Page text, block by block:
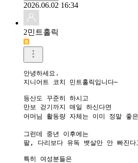
2026.06.02 16:34
2민트홀릭
안녕하세요.
지니어트 코치 민트홀릭입니다~
등산도 꾸준히 하시고
만보 걷기까지 매일 하신다면
어머님 활동량 자체는 이미 정말 좋
그런데 중년 이후에는
팔, 다리보다 유독 뱃살만 안 빠진다
특히 여성분들은